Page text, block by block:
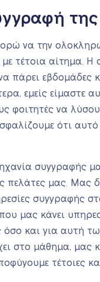
της
να την
τέτοια αίτημα.
πάρει εβδομάδες
εμείς είμαστε
φοιτητές να
ότι
συγγραφής
μας. Μας
συγγραφής
μας κάνει
και για αυτή
στο μάθημα, μας
τέτοιες